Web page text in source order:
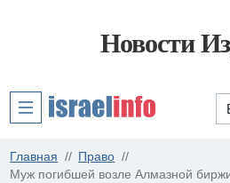
Новости
Главная
Право
Муж погибшей возле Алмазной